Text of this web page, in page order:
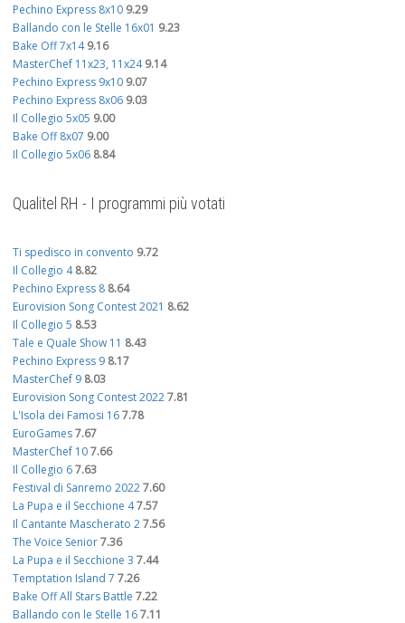
Pechino Express 8x10 9.29
Ballando con le Stelle 16x01 9.23
Bake Off 7x14 9.16
MasterChef 11x23, 11x24 9.14
Pechino Express 9x10 9.07
Pechino Express 8x06 9.03
Il Collegio 5x05 9.00
Bake Off 8x07 9.00
Il Collegio 5x06 8.84
Qualitel RH - I programmi più votati
Ti spedisco in convento 9.72
Il Collegio 4 8.82
Pechino Express 8 8.64
Eurovision Song Contest 2021 8.62
Il Collegio 5 8.53
Tale e Quale Show 11 8.43
Pechino Express 9 8.17
MasterChef 9 8.03
Eurovision Song Contest 20227.81
L'Isola dei Famosi 167.78
EuroGames7.67
MasterChef 107.66
Il Collegio 67.63
Festival di Sanremo 20227.60
La Pupa e il Secchione 47.57
Il Cantante Mascherato 27.56
The Voice Senior7.36
La Pupa e il Secchione 3 7.44
Temptation Island 7 7.26
Bake Off All Stars Battle 7.22
Ballando con le Stelle 167.11